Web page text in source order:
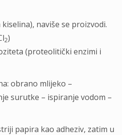
kiselina), naviše se proizvodi.
2)
(proteolitički enzimi i
obrano mlijeko –
surutke – ispiranje vodom –
papira kao adheziv, zatim u